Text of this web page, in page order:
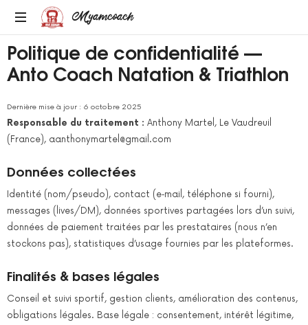
Myamcoach
MULTI-
SPORT
ET
ETRE
Politique de confidentialité —
Anto Coach Natation & Triathlon
Dernière mise à jour : 6 octobre 2025
Responsable du traitement : Anthony Martel, Le Vaudreuil
(France), aanthonymartel@gmail.com
Données collectées
Identité (nom/pseudo), contact (e‑mail, téléphone si fourni),
messages (lives/DM), données sportives partagées lors d’un suivi,
données de paiement traitées par les prestataires (nous n’en
stockons pas), statistiques d’usage fournies par les plateformes.
Finalités & bases légales
Conseil et suivi sportif, gestion clients, amélioration des contenus,
obligations légales. Base légale : consentement, intérêt légitime,